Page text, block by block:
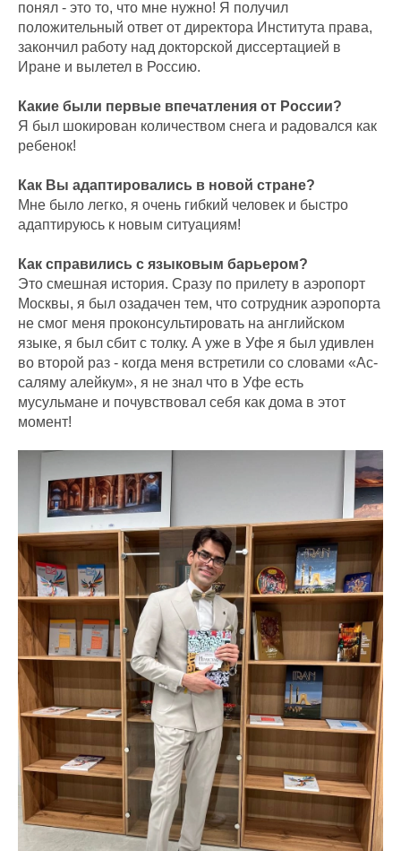
понял - это то, что мне нужно! Я получил
положительный ответ от директора Института права,
закончил работу над докторской диссертацией в
Иране и вылетел в Россию.
Какие были первые впечатления от России?
Я был шокирован количеством снега и радовался как
ребенок!
Как Вы адаптировались в новой стране?
Мне было легко, я очень гибкий человек и быстро
адаптируюсь к новым ситуациям!
Как справились с языковым барьером?
Это смешная история. Сразу по прилету в аэропорт
Москвы, я был озадачен тем, что сотрудник аэропорта
не смог меня проконсультировать на английском
языке, я был сбит с толку. А уже в Уфе я был удивлен
во второй раз - когда меня встретили со словами «Ас-
саляму алейкум», я не знал что в Уфе есть
мусульмане и почувствовал себя как дома в этот
момент!